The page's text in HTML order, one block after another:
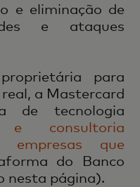
e eliminação de
e ataques
para
a Mastercard
de tecnologia
e consultoria
que
do Banco
nesta página).